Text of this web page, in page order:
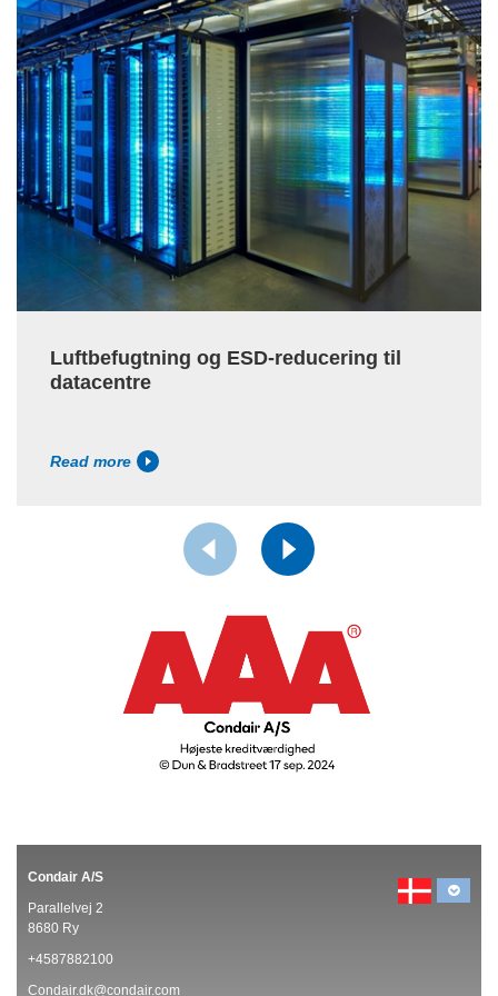
Luftbefugtning og ESD-reducering til
datacentre
Read more
Condair A/S
Parallelvej 2
8680 Ry
+4587882100
Condair.dk@condair.com